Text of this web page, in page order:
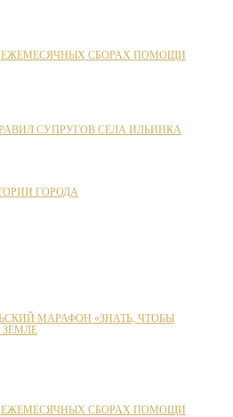
СБОРАХ ПОМОЩИ
СУПРУГОВ СЕЛА ИЛЬИНКА
ГОРОДА
МАРАФОН «ЗНАТЬ, ЧТОБЫ
ЗЕМЛЕ
СБОРАХ ПОМОЩИ